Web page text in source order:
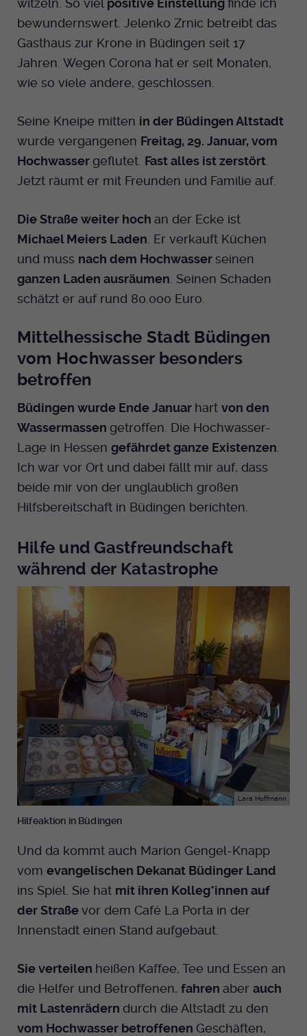
witzeln. So viel positive Einstellungfinde ich
bewundernswert. Jelenko Zrnic betreibt das
Gasthaus zur Krone in Büdingen seit 17
Jahren. Wegen Corona hat er seit Monaten,
wie so viele andere, geschlossen.
Seine Kneipe mitten in der Büdingen Altstadt
wurde vergangenen Freitag, 29. Januar, vom
Hochwassergeflutet. Fast alles ist zerstört
Jetzt räumt er mit Freunden und Familie auf.
Die Straße weiter hoch an der Ecke ist
Michael Meiers Laden . Er verkauft Küchen
und muss nach dem Hochwasserseinen
ganzen Laden ausräumen . Seinen Schaden
schätzt er auf rund 80.000 Euro.
Mittelhessische Stadt Büdingen
vom Hochwasser besonders
betroffen
Büdingen wurde Ende Januar hart von den
Wassermassen getroffen. Die Hochwasser-
Lage in Hessen gefährdet ganze Existenzen
Ich war vor Ort und dabei fällt mir auf, dass
beide mir von der unglaublich großen
Hilfsbereitschaft in Büdingen berichten.
Hilfe und Gastfreundschaft
während der Katastrophe
Lara Hoffmann
Hilfeaktion in Büdingen
Und da kommt auch Marion Gengel-Knapp
vom evangelischen Dekanat Büdinger Land
ins Spiel. Sie hat mit ihren Kolleg*innen auf
der Straßevor dem Café La Porta in der
Innenstadt einen Stand aufgebaut.
Sie verteilen heißen Kaffee, Tee und Essen an
die Helfer und Betroffenen, fahren aber auch
mit Lastenrädern durch die Altstadt zu den
vom Hochwasser betroffenen Geschäften,
Dieser Cookie wird genutzt um
festzustellen ob ein Benutzer im TYPO3
Backend eingelogged ist und die Seite
Laufzeit Ende der Sitzung
Zweck
Frontend eingelogged ist und die Seite
bearbeiten darf.
Name PHPSESSID
wird.
Name uid
Anbieter EKHN
Ende der Sitzung
Zweck
Notwendig zum sicheren Betrieb der
Webseite.
Name
Anbieter EKHN
Laufzeit
Bei Ausahl nur essentieller Cookies wird
dieser Cookie am Ende der Sitzung
gelöscht. Ansonsten 1 Monat.
Zweck
Dient zur Speicherung der Cookie Opt-In
Einstellungen. Eine optionale Nummer
nach dem Namen gibt lediglich eine
Versionsnummer an.
Name _pk_id.424
Anbieter Medienhaus der EKHN GmbH
Laufzeit 13 Monate
Zweck Einzigartige Besucher ID.
Name _pk_ses.424
Zur Speicherung kurzfristiger
Informationen über den Besuch.
Anbieter Medienhaus der EKHN GmbH
Laufzeit
Zweck
Speicherung der Cookie Constent
Einstellungen
Cookie-Informationen anzeigen
Marketing
Reichweiten Analyse
Anbieter Facebook Ireland Limited
Youtube
Instagram
Twitter
Spotify
Giphy
TikTok